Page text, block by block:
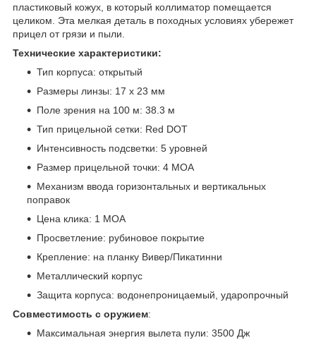
пластиковый кожух, в который коллиматор помещается
целиком. Эта мелкая деталь в походных условиях убережет
прицел от грязи и пыли.
Технические характеристики:
Тип корпуса: открытый
Размеры линзы: 17 x 23 мм
Поле зрения на 100 м: 38.3 м
Тип прицельной сетки: Red DOT
Интенсивность подсветки: 5 уровней
Размер прицельной точки: 4 MOA
Механизм ввода горизонтальных и вертикальных
поправок
Цена клика: 1 MOA
Просветление: рубиновое покрытие
Крепление: на планку Вивер/Пикатинни
Металлический корпус
Защита корпуса: водонепроницаемый, ударопрочный
Совместимость с оружием:
Максимальная энергия вылета пули: 3500 Дж